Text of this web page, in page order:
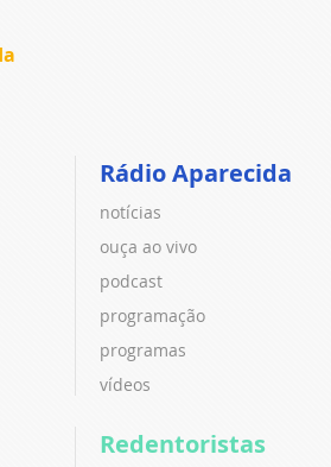
Rádio Aparecida
notícias
ouça ao vivo
podcast
programação
programas
vídeos
Redentoristas